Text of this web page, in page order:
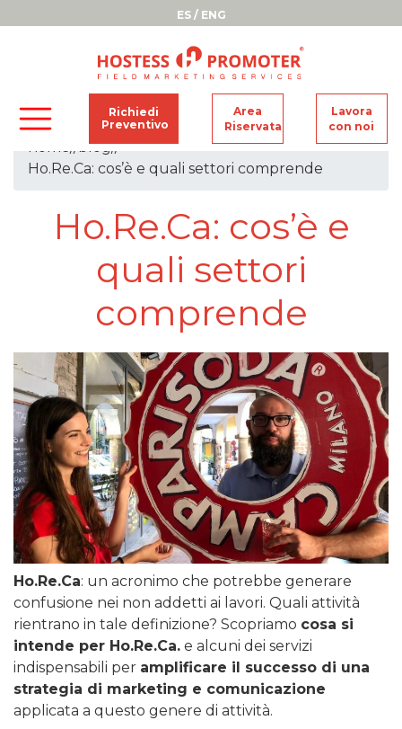
ES/ ENG
Richiedi
Preventivo
Area
Riservata
Lavora
con noi
home// blog//
Ho.Re.Ca: cos’è e quali settori comprende
Ho.Re.Ca: cos’è e
quali settori
comprende
Ho.Re.Ca: un acronimo che potrebbe generare
confusione nei non addetti ai lavori. Quali attività
rientrano in tale definizione? Scopriamo cosa si
intende per Ho.Re.Ca. e alcuni dei servizi
indispensabili per amplificare il successo di una
strategia di marketing e comunicazione
applicata a questo genere di attività.